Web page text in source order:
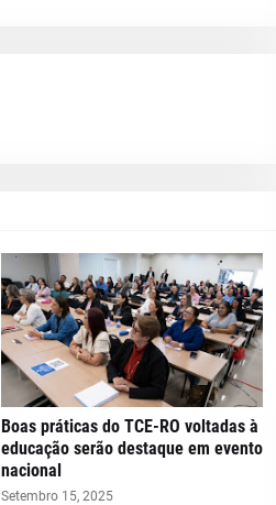
Boas práticas do TCE-RO voltadas à
educação serão destaque em evento
nacional
Setembro 15, 2025